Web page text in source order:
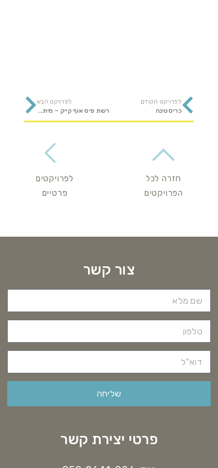
לפרויקט הקודם
כריסטינה
לפרויקט הבא
רשת פיס אוף קייק – מיתוג רישתי
חזרה לכל
הפרויקטים
לפרויקטים
פרטיים
צור קשר
שליחה
פרטי יצירת קשר